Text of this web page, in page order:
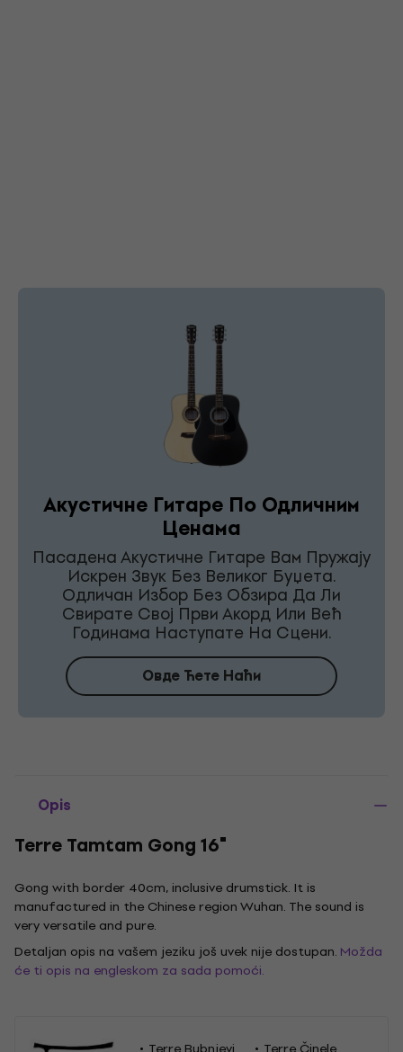
Акустичне Гитаре По Одличним
Ценама
Пасадена Акустичне Гитаре Вам Пружају
Искрен Звук Без Великог Буџета.
Одличан Избор Без Обзира Да Ли
Свирате Свој Први Акорд Или Већ
Годинама Наступате На Сцени.
Овде Ћете Наћи
Opis
Terre Tamtam Gong 16"
Gong with border 40cm, inclusive drumstick. It is
manufactured in the Chinese region Wuhan. The sound is
very versatile and pure.
Detaljan opis na vašem jeziku još uvek nije dostupan. Možda
će ti opis na engleskom za sada pomoći.